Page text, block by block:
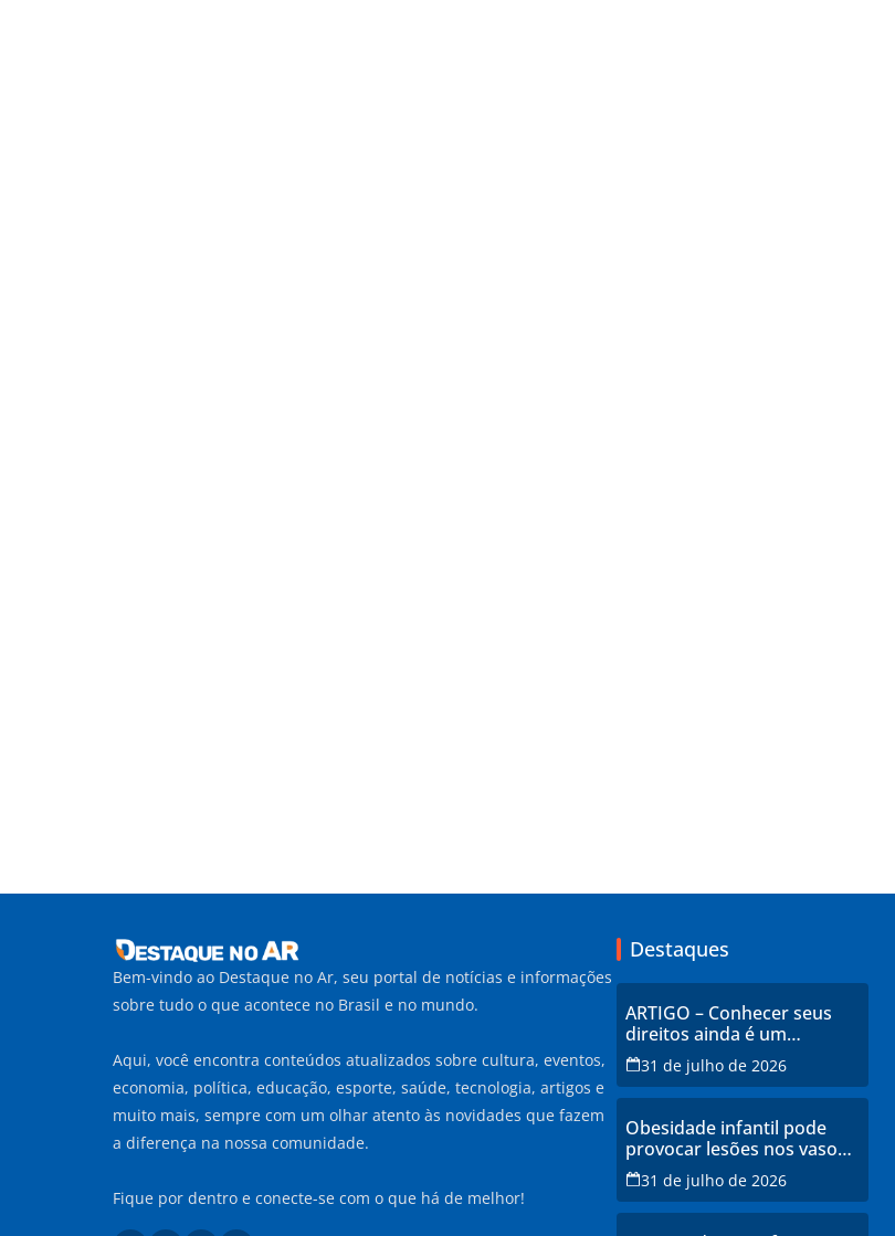
Bem-vindo ao Destaque no Ar, seu portal de notícias e informações
sobre tudo o que acontece no Brasil e no mundo.
Aqui, você encontra conteúdos atualizados sobre cultura, eventos,
economia, política, educação, esporte, saúde, tecnologia, artigos e
muito mais, sempre com um olhar atento às novidades que fazem
a diferença na nossa comunidade.
Fique por dentro e conecte-se com o que há de melhor!
Destaques
ARTIGO – Conhecer seus
direitos ainda é um
privilégio no Brasil
31 de julho de 2026
Obesidade infantil pode
provocar lesões nos vasos
sanguíneos ainda na
infância, alerta estudo
31 de julho de 2026